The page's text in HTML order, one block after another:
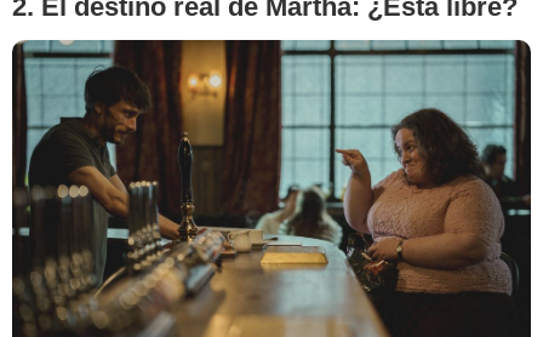
2. El destino real de Martha: ¿Está libre?